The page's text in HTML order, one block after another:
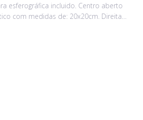
esferográfica incluido. Centro aberto
com medidas de: 20x20cm. Direita…